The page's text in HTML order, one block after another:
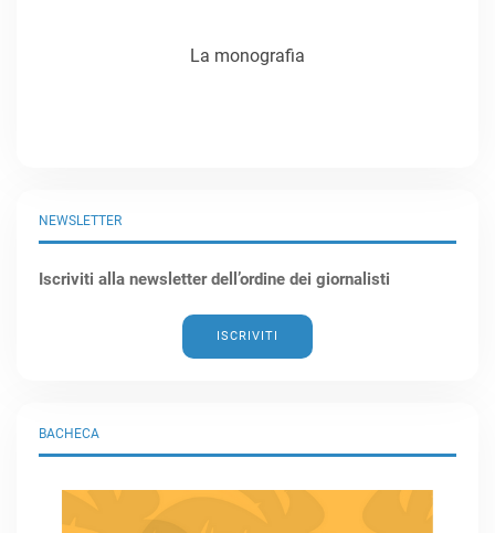
BACHECA
NEWSLETTER
Iscriviti alla newsletter dell’ordine dei giornalisti
ISCRIVITI
La monografia